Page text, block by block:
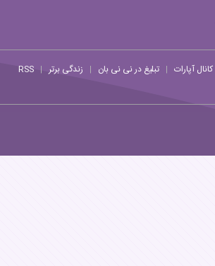
کانال آپارات | تبلیغ در نی نی بان | زندگی برتر |
RSS